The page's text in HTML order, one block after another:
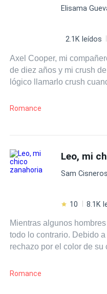
Elisama
2.1K leídos
Axel Cooper, mi
de diez años y mi crush
lógico llamarlo crush
par de veces de casualidad. Lo conocí una mañana en
parada del autobús
es muy real. Me enamoré
cuando era solo una niña. Lo más raro es que siempre lo
he mirado desde la
Romance
Leo, mi
Sam Cisneros
10 8.1K
Mientras algunos
todo lo contrario. Debido
rechazo por el color de
a Maddie, una chica
incluso lo ayuda a
Romance